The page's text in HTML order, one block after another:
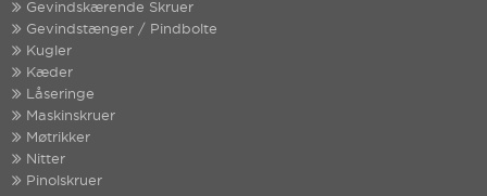
Gevindskærende Skruer
Gevindstænger / Pindbolte
Kugler
Kæder
Låseringe
Maskinskruer
Møtrikker
Nitter
Pinolskruer